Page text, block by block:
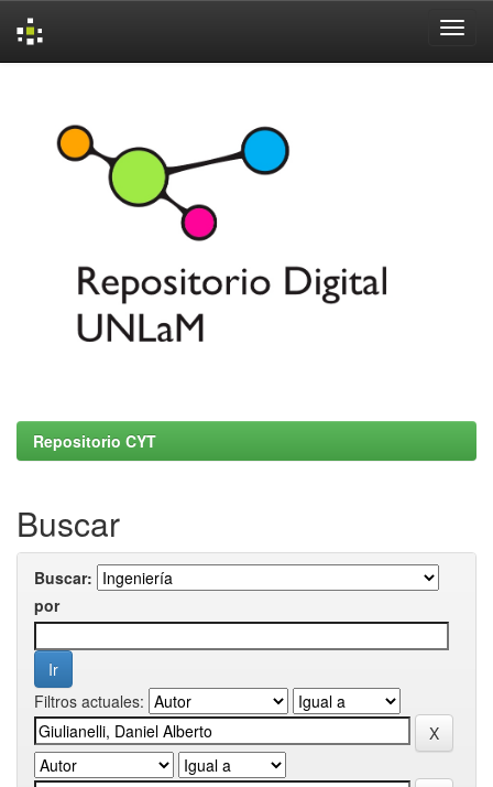
Repositorio CYT
Buscar
Buscar:
por
Filtros actuales: